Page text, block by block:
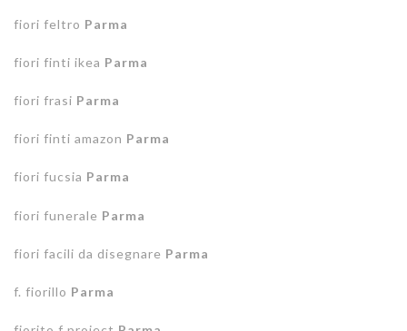
fiori feltro Parma
fiori finti ikea Parma
fiori frasi Parma
fiori finti amazon Parma
fiori fucsia Parma
fiori funerale Parma
fiori facili da disegnare Parma
f. fiorillo Parma